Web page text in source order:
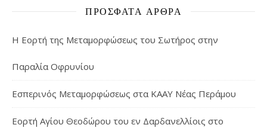
ΠΡΌΣΦΑΤΑ ΆΡΘΡΑ
Η Εορτή της Μεταμορφώσεως του Σωτήρος στην
Παραλία Οφρυνίου
Εσπερινός Μεταμορφώσεως στα ΚΑΑΥ Νέας Περάμου
Εορτή Αγίου Θεοδώρου του εν Δαρδανελλίοις στο